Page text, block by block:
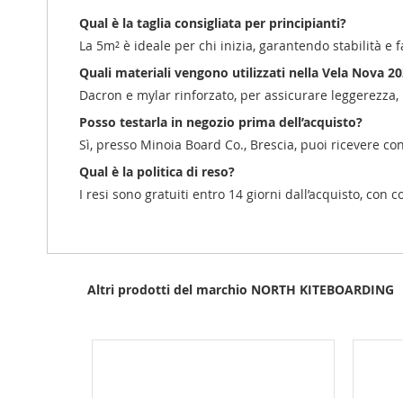
Qual è la taglia consigliata per principianti?
La 5m² è ideale per chi inizia, garantendo stabilità e
Quali materiali vengono utilizzati nella Vela Nova
Dacron e mylar rinforzato, per assicurare
Posso testarla in negozio prima dell’acquisto?
Sì, presso Minoia Board Co., Brescia, puoi ricevere
Qual è la politica di reso?
I resi sono gratuiti entro 14 giorni dall’acquisto, con
Altri prodotti del marchio NORTH KITEBOARDING